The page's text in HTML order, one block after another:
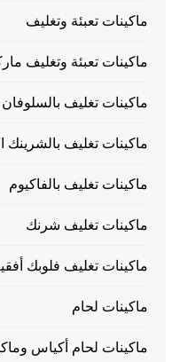
ماكينات تعبئة وتغليف
ماكينات تعبئة وتغليف
ماكينات تغليف
ماكينات تغليف بالشرينك
ماكينات تغليف بالفاكيوم
ماكينات تغليف شرنك
ماكينات تغليف فلوبك
ماكينات لحام
ماكينات لحام أكياس